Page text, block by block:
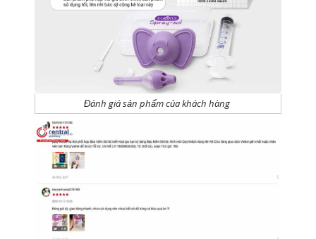
Đánh giá sản phẩm của khách hàng